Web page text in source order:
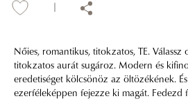
Nőies, romantikus, titokzatos, TE. Válassz
titokzatos aurát sugároz. Modern és
eredetiséget kölcsönöz az öltözékének.
ezerféleképpen fejezze ki magát. Fedezd